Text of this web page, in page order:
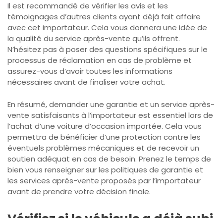
Il est recommandé de vérifier les avis et les
témoignages d’autres clients ayant déjà fait affaire
avec cet importateur. Cela vous donnera une idée de
la qualité du service après-vente qu’ils offrent.
N’hésitez pas à poser des questions spécifiques sur le
processus de réclamation en cas de problème et
assurez-vous d’avoir toutes les informations
nécessaires avant de finaliser votre achat.
En résumé, demander une garantie et un service après-
vente satisfaisants à l’importateur est essentiel lors de
l’achat d’une voiture d’occasion importée. Cela vous
permettra de bénéficier d’une protection contre les
éventuels problèmes mécaniques et de recevoir un
soutien adéquat en cas de besoin. Prenez le temps de
bien vous renseigner sur les politiques de garantie et
les services après-vente proposés par l’importateur
avant de prendre votre décision finale.